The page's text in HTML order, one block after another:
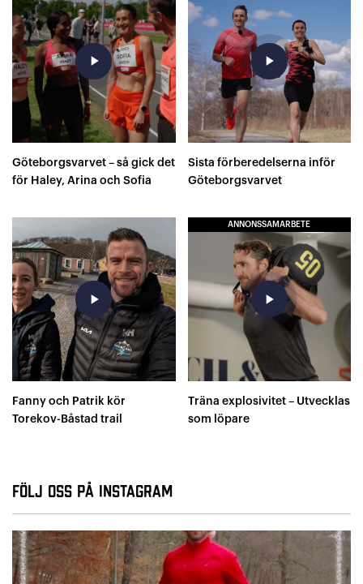
play_arrow
Göteborgsvarvet – så gick det
för Haley, Arina och Sofia
play_arrow
Sista förberedelserna inför
Göteborgsvarvet
play_arrow
Fanny och Patrik kör
Torekov-Båstad trail
ANNONSSAMARBETE
play_arrow
Träna explosivitet – Utvecklas
som löpare
Följ oss på Instagram